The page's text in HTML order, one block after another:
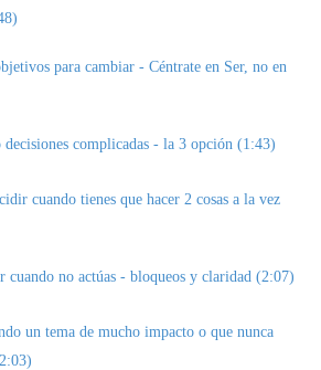
para cambiar - Céntrate en Ser, no en
decisiones complicadas - la 3 opción (1:43)
cuando tienes que hacer 2 cosas a la vez
cuando no actúas - bloqueos y claridad (2:07)
un tema de mucho impacto o que nunca